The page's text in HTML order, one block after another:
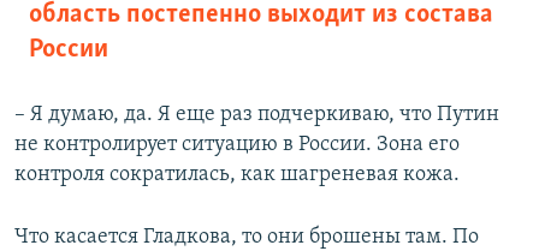
область постепенно выходит из состава
России
– Я думаю, да. Я еще раз подчеркиваю, что Путин
не контролирует ситуацию в России. Зона его
контроля сократилась, как шагреневая кожа.
Что касается Гладкова, то они брошены там. По